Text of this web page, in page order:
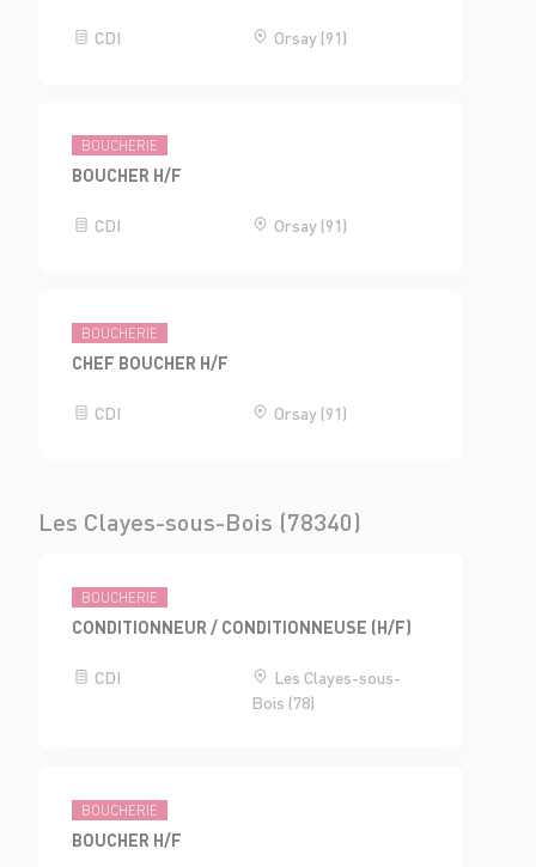
CDI Orsay (91)
BOUCHERIE
BOUCHER H/F
CDI Orsay (91)
BOUCHERIE
CHEF BOUCHER H/F
CDI Orsay (91)
Les Clayes-sous-Bois (78340)
BOUCHERIE
CONDITIONNEUR / CONDITIONNEUSE (H/F)
CDI
Les Clayes-sous-
Bois (78)
BOUCHERIE
BOUCHER H/F